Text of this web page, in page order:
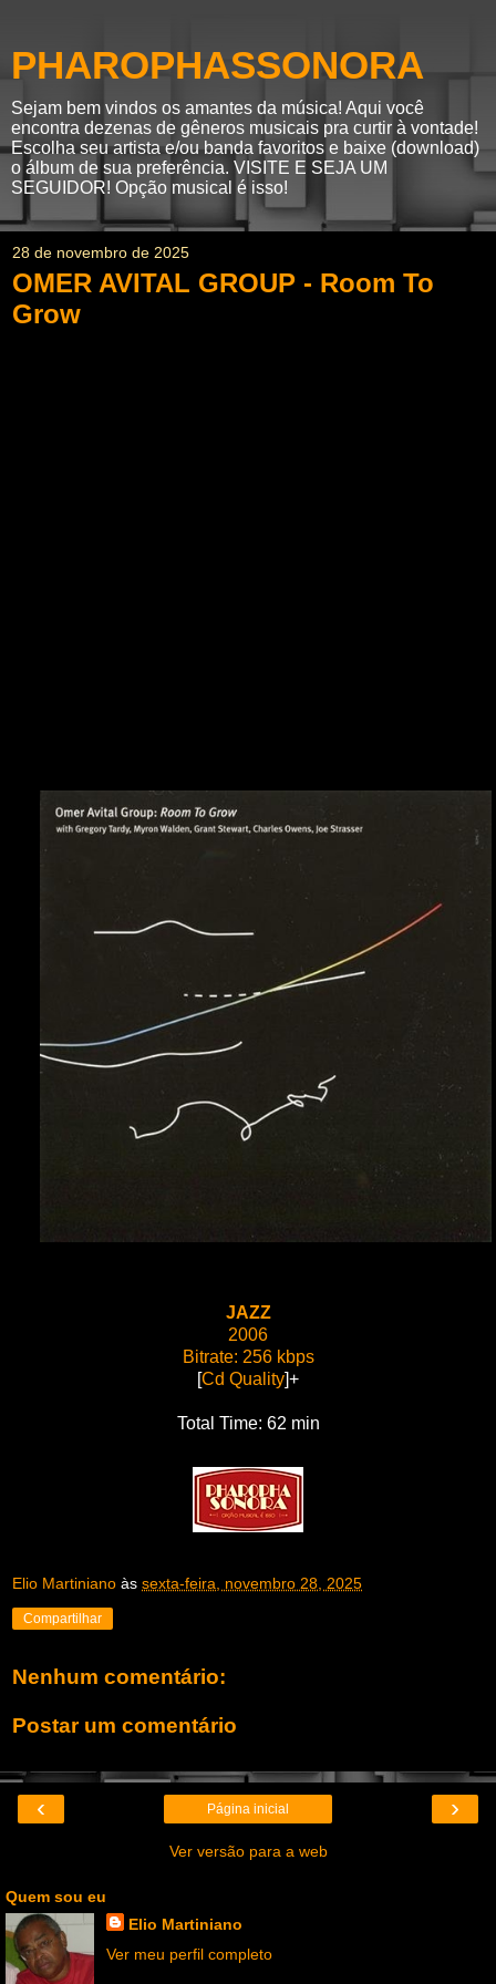
PHAROPHASSONORA
Sejam bem vindos os amantes da música! Aqui você
encontra dezenas de gêneros musicais pra curtir à vontade!
Escolha seu artista e/ou banda favoritos e baixe (download)
o álbum de sua preferência. VISITE E SEJA UM
SEGUIDOR! Opção musical é isso!
28 de novembro de 2025
OMER AVITAL GROUP - Room To
Grow
JAZZ
2006
Bitrate: 256 kbps
[Cd Quality]+
Total Time: 62 min
Elio Martiniano às sexta-feira, novembro 28, 2025
Compartilhar
Nenhum comentário:
Postar um comentário
‹ ›
Página inicial
Ver versão para a web
Quem sou eu
Elio Martiniano
Ver meu perfil completo